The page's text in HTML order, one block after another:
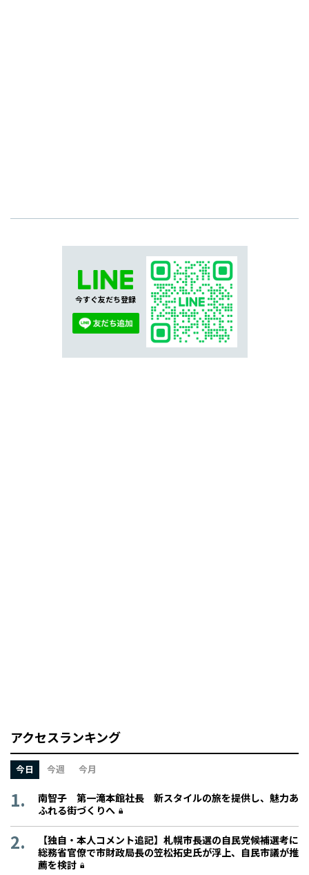
今すぐ友だち登録
アクセスランキング
今日 今週 今月
南智子 第一滝本館社長 新スタイルの旅を提供し、魅力あ
ふれる街づくりへ
【独自・本人コメント追記】札幌市長選の自民党候補選考に
総務省官僚で市財政局長の笠松拓史氏が浮上、自民市議が推
薦を検討